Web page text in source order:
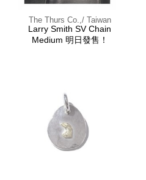
The Thurs Co.,/ Taiwan
Larry Smith SV Chain
Medium 明日發售！